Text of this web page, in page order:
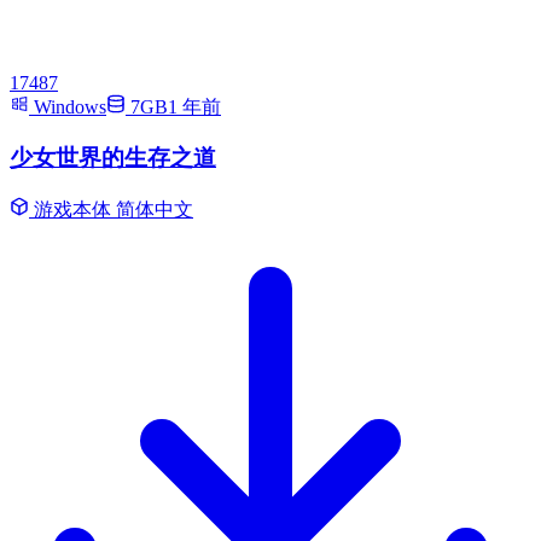
17487
Windows
7GB1 年前
少女世界的生存之道
游戏本体 简体中文